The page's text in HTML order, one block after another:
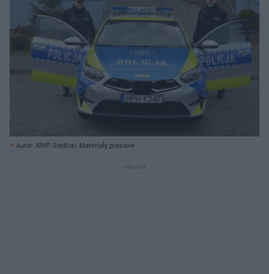
Autor: KMP Siedlce/ Materiały prasowe